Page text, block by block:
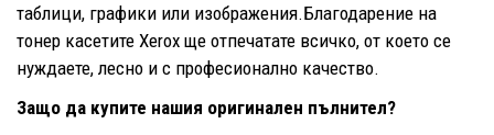
таблици, графики или изображения.Благодарение на
тонер касетите Xerox ще отпечатате всичко, от което се
нуждаете, лесно и с професионално качество.
Защо да купите нашия оригинален пълнител?